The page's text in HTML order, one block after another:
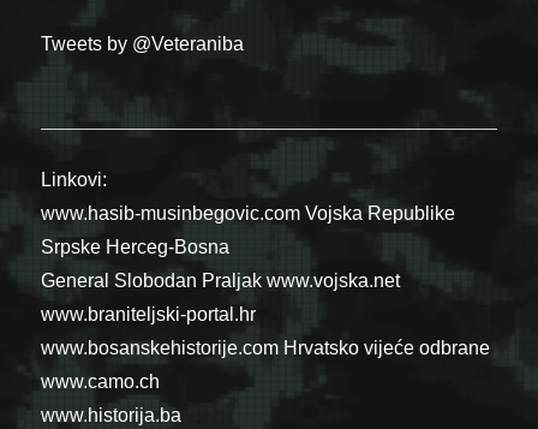
Tweets by @Veteraniba
Linkovi:
www.hasib-musinbegovic.com Vojska Republike
Srpske Herceg-Bosna
General Slobodan Praljak www.vojska.net
www.braniteljski-portal.hr
www.bosanskehistorije.com Hrvatsko vijeće odbrane
www.camo.ch
www.historija.ba